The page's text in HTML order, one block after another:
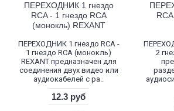
ПЕРЕХОДНИК 1 гнездо
RCA - 1 гнездо RCA
(монокль) REXANT
ПЕРЕХОДНИК 1 гнездо RCA -
1 гнездо RCA (монокль)
REXANT предназначен для
соединения двух видео или
аудиокабелей с ра..
12.3 руб
2